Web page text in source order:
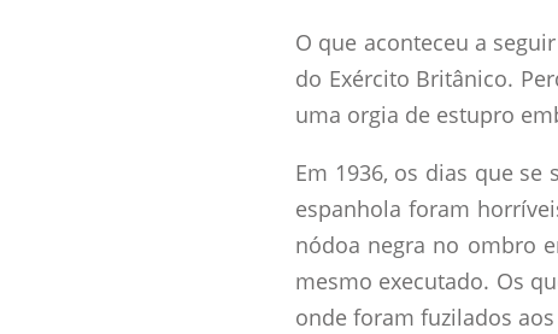
O que aconteceu a
do Exército Britânico.
uma orgia de estupro
Em 1936, os dias que se
espanhola foram
nódoa negra no ombro
mesmo executado. Os
onde foram fuzilados